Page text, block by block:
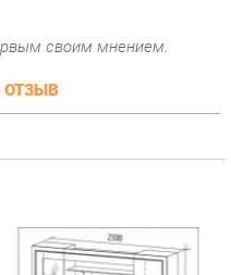
Гостиная Витра
Симфония 7.10